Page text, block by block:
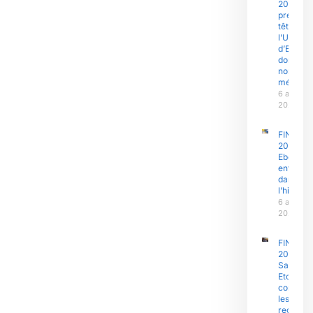
2026 :
prend la
tête,
domine
nombre
6 août
2026
FINAJU
2026 :
Ebolowa
entre
dans
l’histoire
6 août
2026
FINAJU
2026 :
Samuel
Eto’o Fils
les
regards